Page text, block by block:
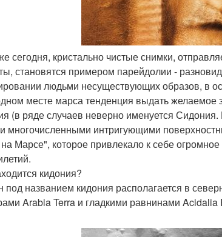
сегодня, кристально чистые снимки,
становятся примером парейдолии -
людьми несуществующих образов, в
месте марса тенденция выдать желаемое
(в ряде случаев неверно именуется
многочисленными интригующими
Марсе", которое привлекало к себе
кидония?
под названием кидония располагается в
Arabia Terra и гладкими равнинами Acidalia